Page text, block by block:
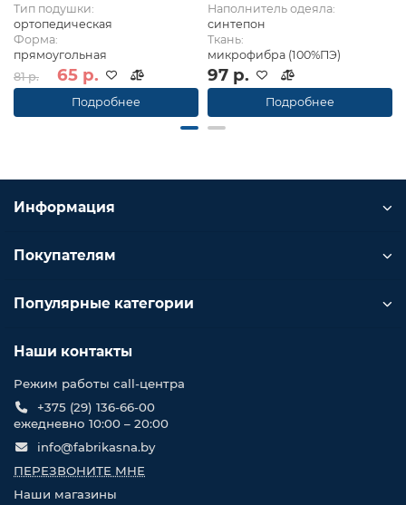
Тип подушки:
ортопедическая
Форма:
прямоугольная
81 р.
65 р.
Подробнее
Наполнитель одеяла:
синтепон
Ткань:
микрофибра (100%ПЭ)
97 р.
Подробнее
Информация
Покупателям
Популярные категории
Наши контакты
Режим работы call-центра
+375 (29) 136-66-00
ежедневно 10:00 – 20:00
info@fabrikasna.by
ПЕРЕЗВОНИТЕ МНЕ
Наши магазины